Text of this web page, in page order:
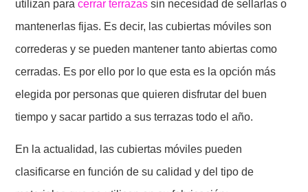
utilizan paracerrar terrazas sin necesidad de sellarlas o
mantenerlas fijas. Es decir, las cubiertas móviles son
correderas y se pueden mantener tanto abiertas como
cerradas. Es por ello por lo que esta es la opción más
elegida por personas que quieren disfrutar del buen
tiempo y sacar partido a sus terrazas todo el año.
En la actualidad, las cubiertas móviles pueden
clasificarse en función de su calidad y del tipo de